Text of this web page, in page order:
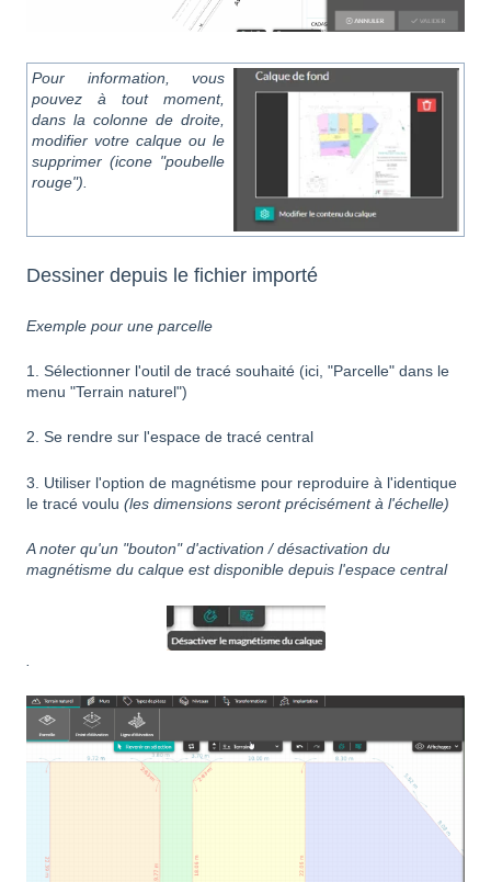
Pour information, vous
pouvez à tout moment,
dans la colonne de droite,
modifier votre calque ou le
supprimer (icone "poubelle
rouge").
Dessiner depuis le fichier importé
Exemple pour une parcelle
1. Sélectionner l'outil de tracé souhaité (ici, "Parcelle" dans le
menu "Terrain naturel")
2. Se rendre sur l'espace de tracé central
3. Utiliser l'option de magnétisme pour reproduire à l'identique
le tracé voulu (les dimensions seront précisément à l'échelle)
A noter qu'un "bouton" d'activation / désactivation du
magnétisme du calque est disponible depuis l'espace central